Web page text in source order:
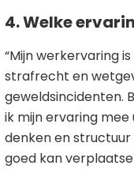
4. Welke
“Mijn werkervaring
strafrecht en
geweldsincidenten.
ik mijn ervaring
denken en structuur
goed kan